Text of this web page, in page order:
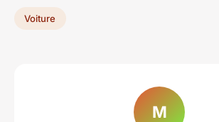
Voiture
M